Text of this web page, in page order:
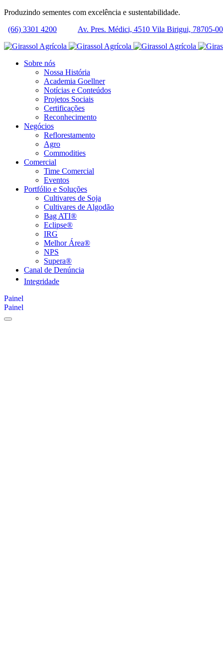
Produzindo sementes com excelência e sustentabilidade.
(66) 3301 4200
Av. Pres. Médici, 4510 Vila Birigui, 78705-
Sobre nós
Nossa História
Academia Goellner
Notícias e Conteúdos
Projetos Sociais
Certificações
Reconhecimento
Negócios
Reflorestamento
Agro
Commodities
Comercial
Time Comercial
Eventos
Portfólio e Soluções
Cultivares de Soja
Cultivares de Algodão
Bag ATI®
Eclipse®
IRG
Melhor Área®
NPS
Supera®
Canal de Denúncia
Painel
Painel